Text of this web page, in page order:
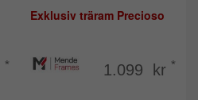
*
Exklusiv träram Precioso
1.099 kr *